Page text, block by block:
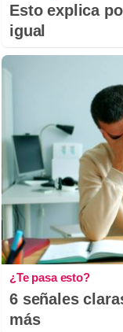
Esto explica
igual
¿Te pasa esto?
6 señales
más